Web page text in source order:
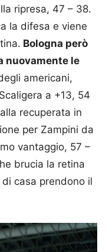
ripresa, 47 – 38.
la difesa e viene
Bologna però
nuovamente le
americani,
a +13, 54
recuperata in
per Zampini da
vantaggio, 57 –
brucia la retina
casa prendono il